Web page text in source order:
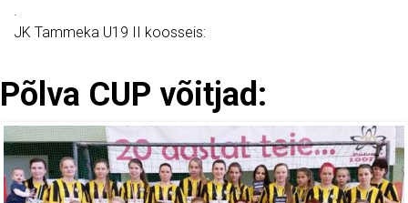
.
JK Tammeka U19 II koosseis:
Põlva CUP võitjad: